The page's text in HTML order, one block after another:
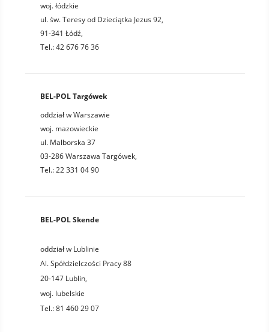
woj. łódzkie
ul. św. Teresy od Dzieciątka Jezus 92,
91-341 Łódź,
Tel.: 42 676 76 36
BEL-POL Targówek
oddział w Warszawie
woj. mazowieckie
ul. Malborska 37
03-286 Warszawa Targówek,
Tel.: 22 331 04 90
BEL-POL Skende
oddział w Lublinie
Al. Spółdzielczości Pracy 88
20-147 Lublin,
woj. lubelskie
Tel.:81 460 29 07